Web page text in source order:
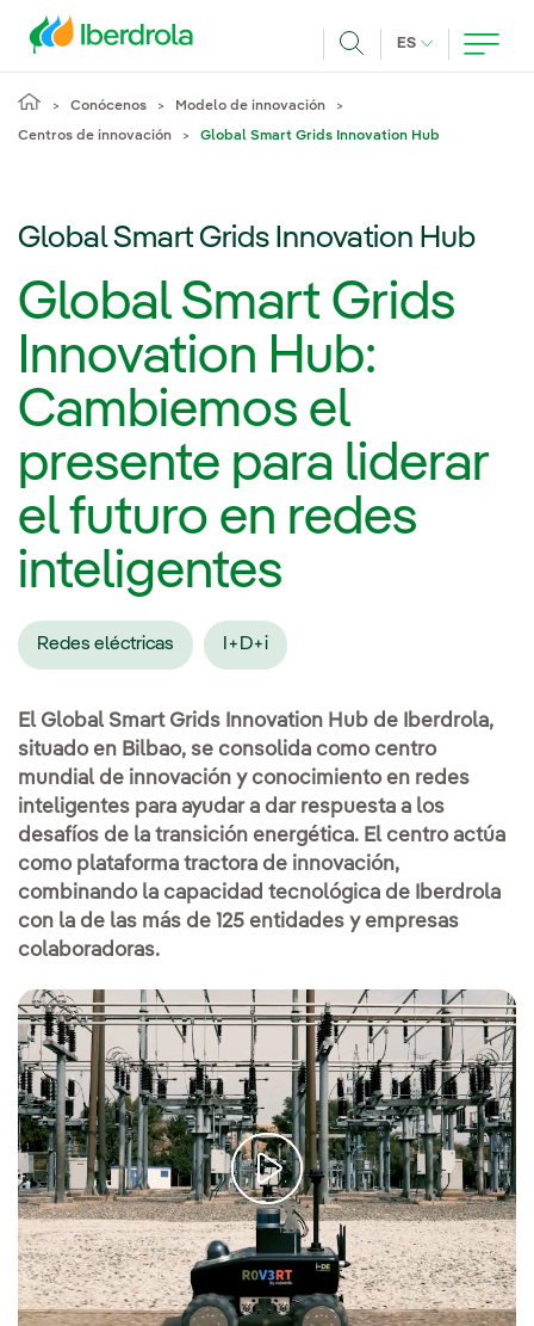
ES IDIOMA
Conócenos Modelo de innovación
Centros de innovación Global Smart Grids Innovation Hub
Global Smart Grids Innovation Hub
Global Smart Grids
Innovation Hub:
Cambiemos el
presente para liderar
el futuro en redes
inteligentes
Redes eléctricas I+D+i
El Global Smart Grids Innovation Hub de Iberdrola,
situado en Bilbao, se consolida como centro
mundial de innovación y conocimiento en redes
inteligentes para ayudar a dar respuesta a los
desafíos de la transición energética. El centro actúa
como plataforma tractora de innovación,
combinando la capacidad tecnológica de Iberdrola
con la de las más de 125 entidades y empresas
colaboradoras.